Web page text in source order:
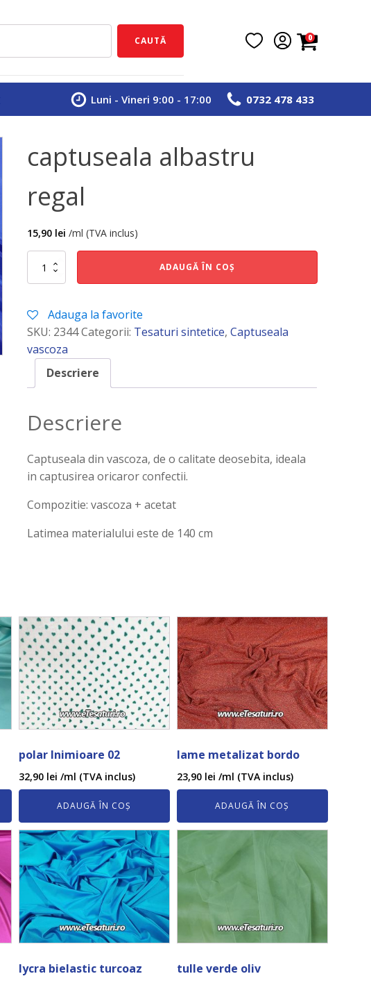
CAUTĂ 0
Luni - Vineri 9:00 - 17:00 0732 478 433
captuseala albastru
regal
15,90 lei /ml (TVA inclus)
Cantitate
captuseala
ADAUGĂ ÎN COȘ
Adauga la favorite
SKU: 2344Categorii: Tesaturi sintetice,Captuseala
vascoza
Descriere
Descriere
Captuseala din vascoza, de o calitate deosebita, ideala
in captusirea oricaror confectii.
Compozitie: vascoza + acetat
Latimea materialului este de 140 cm
polar Inimioare 02
32,90 lei /ml (TVA inclus)
ADAUGĂ ÎN COȘ
lame metalizat bordo
23,90 lei /ml (TVA inclus)
ADAUGĂ ÎN COȘ
lycra bielastic turcoaz tulle verde oliv